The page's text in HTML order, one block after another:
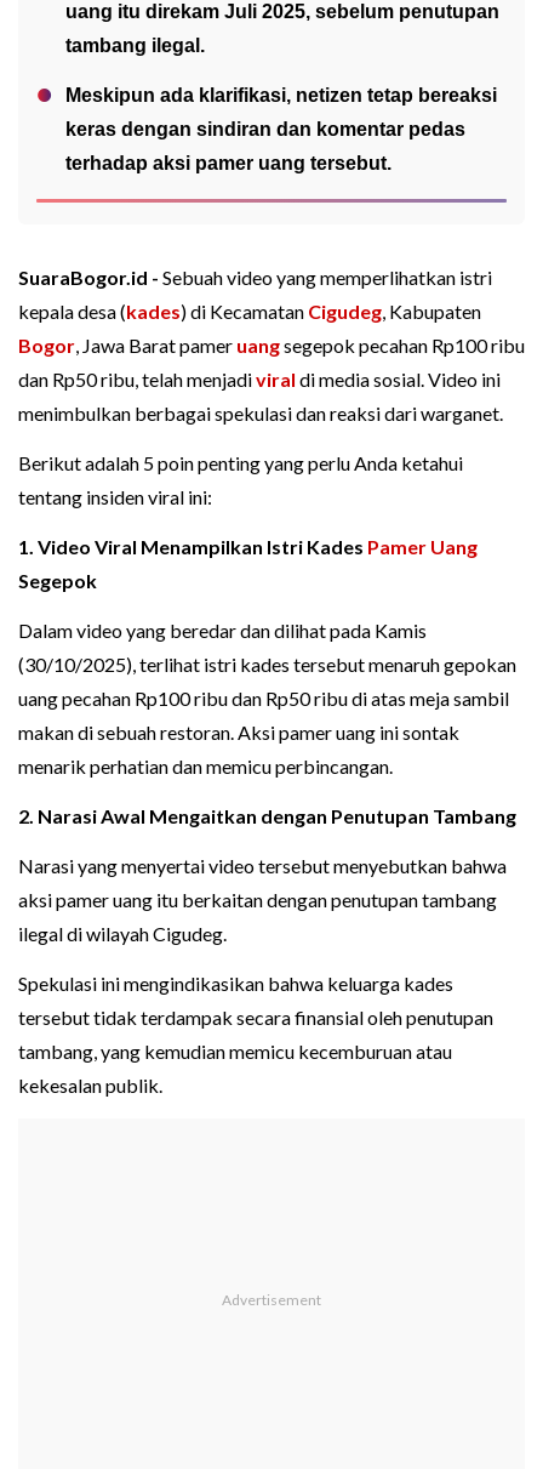
uang itu direkam Juli 2025, sebelum penutupan
tambang ilegal.
Meskipun ada klarifikasi, netizen tetap bereaksi
keras dengan sindiran dan komentar pedas
terhadap aksi pamer uang tersebut.
SuaraBogor.id - Sebuah video yang memperlihatkan istri
kepala desa (kades) di Kecamatan Cigudeg, Kabupaten
Bogor, Jawa Barat pamer uangsegepok pecahan Rp100 ribu
dan Rp50 ribu, telah menjadiviral di media sosial. Video ini
menimbulkan berbagai spekulasi dan reaksi dari warganet.
Berikut adalah 5 poin penting yang perlu Anda ketahui
tentang insiden viral ini:
1. Video Viral Menampilkan Istri Kades Pamer Uang
Segepok
Dalam video yang beredar dan dilihat pada Kamis
(30/10/2025), terlihat istri kades tersebut menaruh gepokan
uang pecahan Rp100 ribu dan Rp50 ribu di atas meja sambil
makan di sebuah restoran. Aksi pamer uang ini sontak
menarik perhatian dan memicu perbincangan.
2. Narasi Awal Mengaitkan dengan Penutupan Tambang
Narasi yang menyertai video tersebut menyebutkan bahwa
aksi pamer uang itu berkaitan dengan penutupan tambang
ilegal di wilayah Cigudeg.
Spekulasi ini mengindikasikan bahwa keluarga kades
tersebut tidak terdampak secara finansial oleh penutupan
tambang, yang kemudian memicu kecemburuan atau
kekesalan publik.